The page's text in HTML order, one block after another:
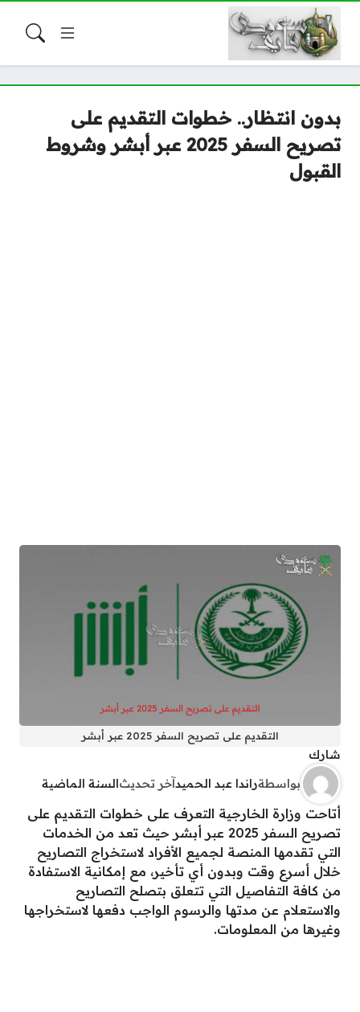
بدون انتظار.. خطوات التقديم على
تصريح السفر 2025 عبر أبشر وشروط
القبول
التقديم على تصريح السفر 2025 عبر أبشر
شارك
بواسطةراندا عبد الحميدآخر تحديثالسنة الماضية
أتاحت وزارة الخارجية التعرف على خطوات التقديم على
تصريح السفر 2025 عبر أبشر حيث تعد من الخدمات
التي تقدمها المنصة لجميع الأفراد لاستخراج التصاريح
خلال أسرع وقت وبدون أي تأخير، مع إمكانية الاستفادة
من كافة التفاصيل التي تتعلق بتصلح التصاريح
والاستعلام عن مدتها والرسوم الواجب دفعها لاستخراجها
وغيرها من المعلومات.